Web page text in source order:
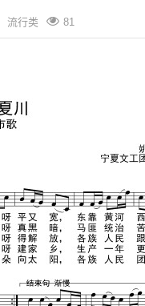
流行类 81